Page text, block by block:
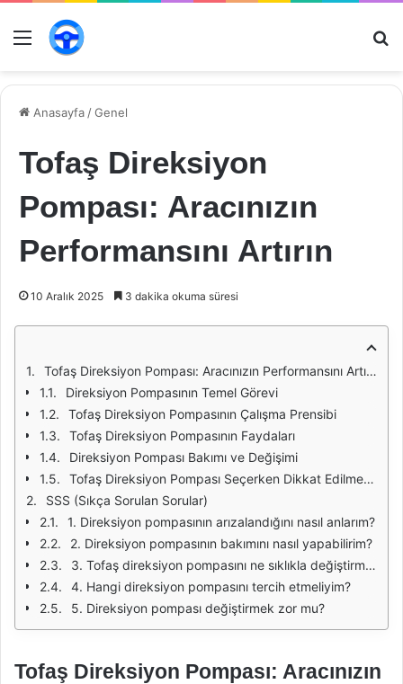
Menü
Anasayfa /Genel
Tofaş Direksiyon
Pompası: Aracınızın
Performansını Artırın
10 Aralık 2025 3 dakika okuma süresi
Tofaş Direksiyon Pompası: Aracınızın Performansını Artırın
Direksiyon Pompasının Temel Görevi
Tofaş Direksiyon Pompasının Çalışma Prensibi
Tofaş Direksiyon Pompasının Faydaları
Direksiyon Pompası Bakımı ve Değişimi
Tofaş Direksiyon Pompası Seçerken Dikkat Edilmesi Gerekenler
SSS (Sıkça Sorulan Sorular)
1. Direksiyon pompasının arızalandığını nasıl anlarım?
2. Direksiyon pompasının bakımını nasıl yapabilirim?
3. Tofaş direksiyon pompasını ne sıklıkla değiştirmeliyim?
4. Hangi direksiyon pompasını tercih etmeliyim?
5. Direksiyon pompası değiştirmek zor mu?
Tofaş Direksiyon Pompası: Aracınızın